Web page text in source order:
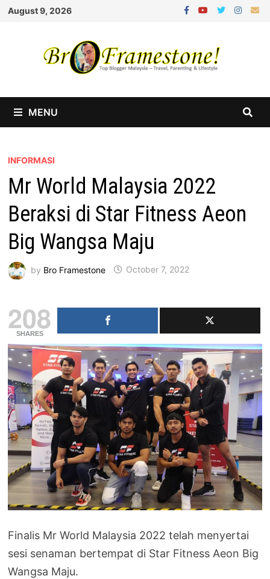
Skip
August 9, 2026
MENU
INFORMASI
Mr World Malaysia 2022
Beraksi di Star Fitness Aeon
Big Wangsa Maju
by Bro Framestone October 7, 2022
208
SHARES
Finalis Mr World Malaysia 2022 telah menyertai
sesi senaman bertempat di Star Fitness Aeon Big
Wangsa Maju.